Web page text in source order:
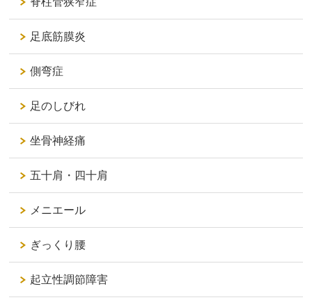
足底筋膜炎
側弯症
足のしびれ
坐骨神経痛
五十肩・四十肩
メニエール
ぎっくり腰
起立性調節障害